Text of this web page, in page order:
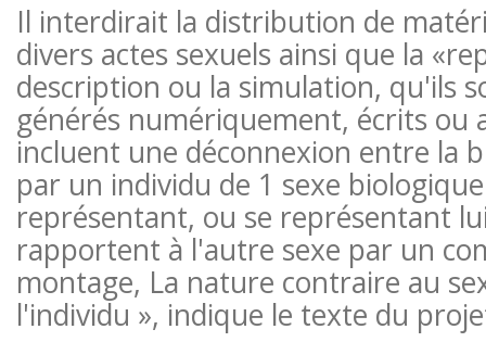
Il interdirait la distribution de
divers actes sexuels ainsi que la
description ou la simulation, qu'ils
générés numériquement, écrits ou
incluent une déconnexion entre la
par un individu de 1 sexe
représentant, ou se représentant
rapportent à l'autre sexe par un
montage, La nature contraire au
l'individu », indique le texte du